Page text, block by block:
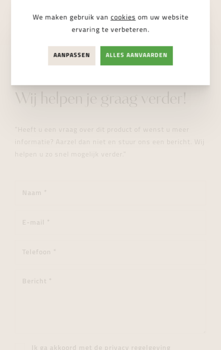
Wij helpen je graag verder!
"Heeft u een vraag over dit product of wenst u meer
informatie? Aarzel dan niet en stuur ons een bericht. Wij
helpen u zo snel mogelijk verder."
Ik ga akkoord met de privacy regelgeving
We maken gebruik van cookies om uw website
ervaring te verbeteren.
AANPASSEN ALLES AANVAARDEN